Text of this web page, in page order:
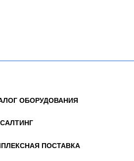
ОБОРУДОВАНИЯ
ПОСТАВКА